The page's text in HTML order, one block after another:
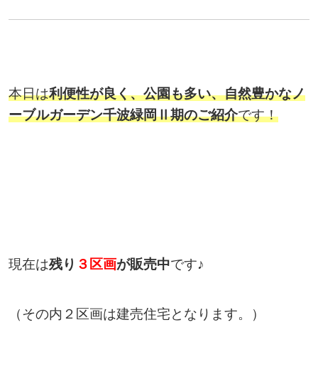
本日は利便性が良く、公園も多い、自然豊かなノ
ーブルガーデン千波緑岡Ⅱ期のご紹介です！
現在は残り ３区画が販売中です♪
（その内２区画は建売住宅となります。）